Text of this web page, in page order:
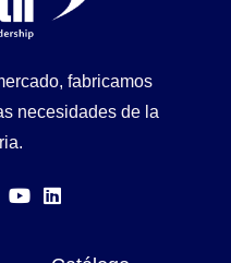
fabricamos
necesidades de la